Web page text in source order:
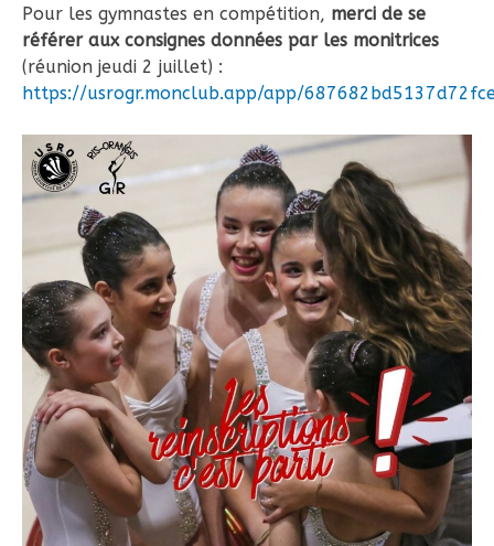
Pour les gymnastes en compétition, merci de se
référer aux consignes données par les monitrices
(réunion jeudi 2 juillet) :
https://usrogr.monclub.app/app/